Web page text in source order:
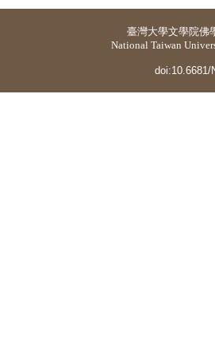
臺灣大學文學院佛
National Taiwan
doi:10.6681/